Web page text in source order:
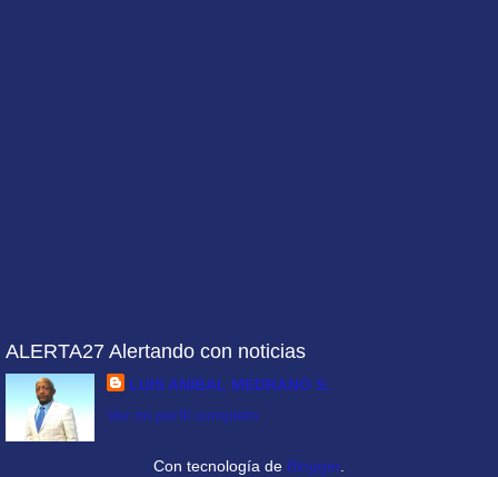
ALERTA27 Alertando con noticias
LUIS ANIBAL MEDRANO S.
Ver mi perfil completo
Con tecnología de Blogger.